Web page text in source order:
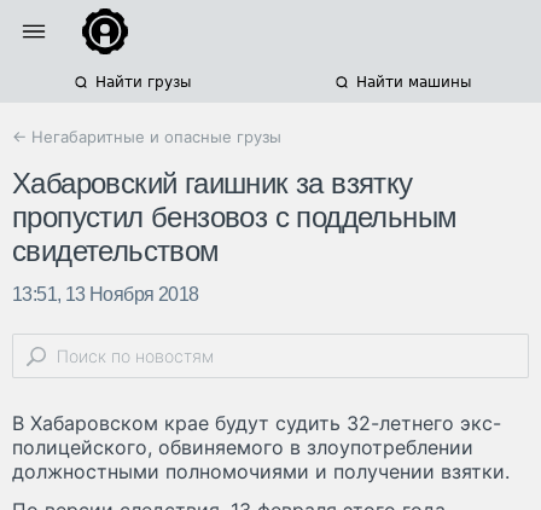
Найти грузы Найти машины
← Негабаритные и опасные грузы
Хабаровский гаишник за взятку
пропустил бензовоз с поддельным
свидетельством
13:51, 13 Ноября 2018
В Хабаровском крае будут судить 32-летнего экс-
полицейского, обвиняемого в злоупотреблении
должностными полномочиями и получении взятки.